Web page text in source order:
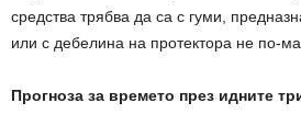
средства трябва да са с гуми,
или с дебелина на протектора не по-
Прогноза за времето през идните